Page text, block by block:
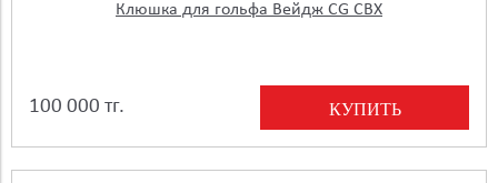
Клюшка для гольфа Вейдж CG CBX
100 000 тг. КУПИТЬ